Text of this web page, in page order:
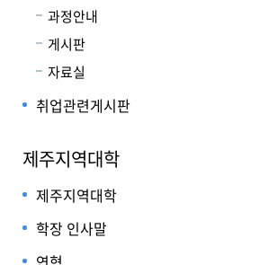
과정안내
게시판
자료실
취업관련게시판
제주지역대학
제주지역대학
학장 인사말